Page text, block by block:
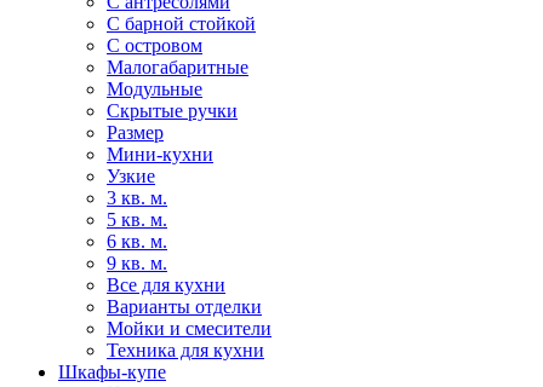
С барной стойкой
С островом
Малогабаритные
Модульные
Скрытые ручки
Размер
Мини-кухни
Узкие
3 кв. м.
5 кв. м.
6 кв. м.
9 кв. м.
Все для кухни
Варианты отделки
Мойки и смесители
Техника для кухни
Шкафы-купе